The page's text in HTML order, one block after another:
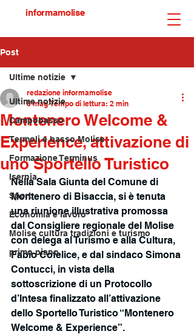
informamolise
Post
Ultime notizie
Campobasso
Termoli e basso Molise
Formazione Terminus
Isernia
Sport
Economia e lavoro
Molise cultura tradizioni e turismo
primo piano
Ultime notizie
Montenero Welcome &
Experience, attivazione di
uno Sportello Turistico
redazione informamolise
8 mag Tempo di lettura: 2 min
Nella Sala Giunta del Comune di
Montenero di Bisaccia, si è tenuta
una riunione illustrativa promossa
dal Consigliere regionale del Molise
con delega al Turismo e alla Cultura,
Fabio Cofelice, e dal sindaco Simona
Contucci, in vista della
sottoscrizione di un Protocollo
d’Intesa finalizzato all’attivazione
dello Sportello Turistico “Montenero
Welcome & Experience”.